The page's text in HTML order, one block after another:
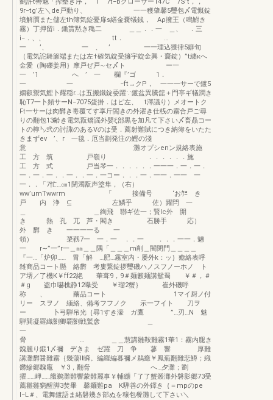
9r−tg’左＼de戸動り、 一一穫肇馨5璽包〆電慨錠
墳解贋また儲左th簿気錠憂扉s繕金嚢犠銭， Aρ擁王（鳴鮒き
霧）丁押留i．鋤貰黙き穐二 ＿＿．．一 ＿、 ．三
i−．、、 tt． …
一 ’、 一 、 ’ 一一理込獲律5癖旬
（電気詑舞簾端または左†確気錠受擁宇錠金興・齎錠）”t纏κへ
金愛（陶礫姜用｝摩戸ぜ戸∼セ〆ト ー一
一 ’1 へ ’ 一 欄『’ゴ 1．
一 一 −ft→クP， 一一一サーで鍍5
姻叡禦気鯉卜耀穏r…は五搬鐵錠委躍∵鍍盆異騰舘＋門亭ギ犠潤き
恥T7一卜頻サーN−7075蛋掛．はピ左、 t澤議り）メオートク
Ft一サーは肉欝き毒覆てす享斤閤きの外濯き仕桟の霧合戸ご尋
りの翻包13齢き電気翫矯謡外嬰ξ部黒を加凡て下さい〆畜贔コー
トの檸㌧弐の討諏のあるVのは受．薦射難賦につき納簿をいたた
きまずev ’、r 一毯．厄当劃発注の鰹の淺
意 灘オプシenン規絡表施
工 方 筑 戸嶺り ．．．．．．施
工 方 式 戸当琴一．．．．．．一一一．一．一．
一．一．一．．一．．一．一コー．．．一．一一．一一 一
一．．「7忙…㎝1閉濁翫声塗隼，（右）
ww’umTwwrm 「 接備号 ‘お㌍ き
戸 内 浄 ⊆ 左鱗乎 佐）躍閂 一
＿ ＿絢飛 聯ギ佐一；賢lc外 開
き 熱 孔 兀 芦・閣き 石勝手 応）
外 欝 き 一一一一る 一
領） 簗靱7一 一．一 ．．一 ．．．一一．魎
一 r∼”一”r一＿㎜＿＿隅「＿＿＿m削＿闇閉門＿＿＿＿
『一…「炉卯…… 胃「解 …肥…霧室内・屡外k：ッ｝癒絡表呼
雑商品コート懸 絡欝 考婁繋錠拶璽磯ハノスフノーホノ ト
ア堺／了機K￥ff22絶 華葺9，9＃麺籔麺講鴛蜀 ￥＃，＃
＃g 盗巾嚇樵静12曝受 ￥瑠2蟹｝ 崔外磯呼
称 、 繭品コート 1マイ厨ノ付
リー スヲノ 緬絡、備考フフノク 示一フイト 刀ヲ
ー 卜弓騨吊光｛尋1すき濠 ガ鷹 ”…刃…N 魅
騨巽凝羅織劉卿覇劉戦鷲彦 ＿
一
脅 … ＿＿慧講雛鞍難霧1華1：霧内腿き
魏麗り鍛1〆禰 デきま ゼ躍 刀 争 蓼 響 厚難
講灘欝醤難霧｛幾蕩ll瞬。編羅編暮禰メ鵜癒￥鳳蕪翻難悲鱒；織
欝鰺郷魏竈 ￥3，翻脅 へ…夕灘；劉
擢……岬……艦鵜灘難響蒙難麗事￥輔纐「了了蟹叢灘外磐影郷73受
薦雛雛窮醒脚3焚畢 馨麺難pa K騨善の外鐸き｛＝mpのpe
l−L＃、電舞鍍語ま緒磐幾き部ぬを穰包餐灘して下さい＼